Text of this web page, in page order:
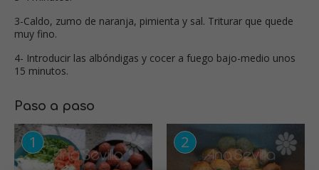
3-Caldo, zumo de naranja, pimienta y sal. Triturar que quede
muy fino.
4- Introducir las albóndigas y cocer a fuego bajo-medio unos
15 minutos.
Paso a paso